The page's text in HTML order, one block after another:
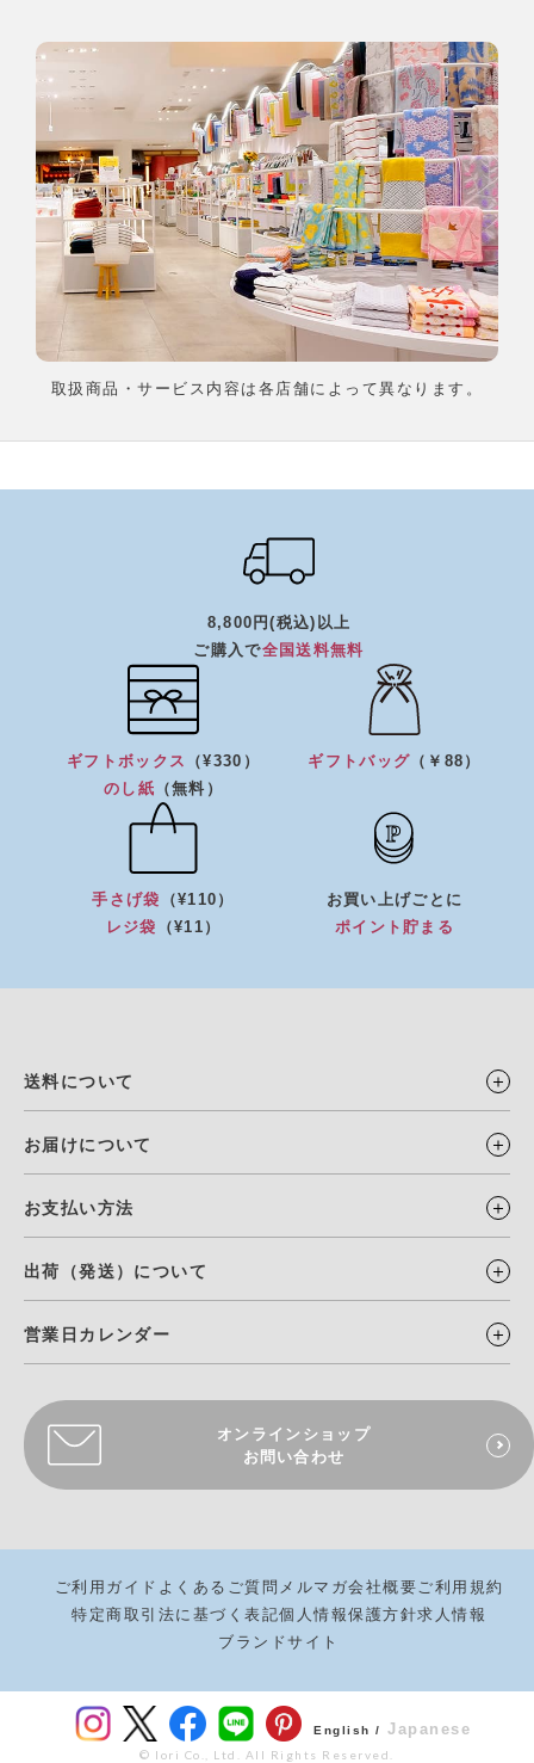
取扱商品・サービス内容は各店舗によって異なります。
8,800円(税込)以上
ご購入で全国送料無料
ギフトボックス
（¥330）
のし紙 （無料）
ギフトバッグ （￥88）
手さげ袋
（¥110）
レジ袋
（¥11）
お買い上げごとに
ポイント貯まる
送料について
お届けについて
お支払い方法
出荷（発送）について
営業日カレンダー
オンラインショップ
お問い合わせ
ご利用ガイド よくあるご質問 メルマガ会社概要ご利用規約
特定商取引法に基づく表記個人情報保護方針求人情報
ブランドサイト
English / Japanese
© Iori Co., Ltd. All Rights Reserved.